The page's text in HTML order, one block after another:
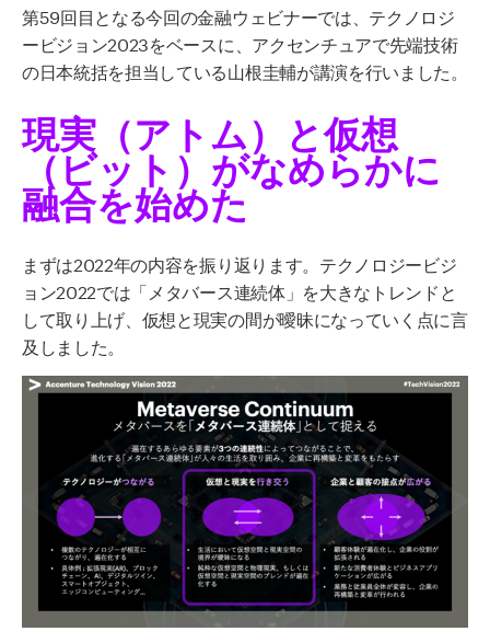
第59回目となる今回の金融ウェビナーでは、テクノロジ
ービジョン2023をベースに、アクセンチュアで先端技術
の日本統括を担当している山根圭輔が講演を行いました。
現実（アトム）と仮想
（ビット）がなめらかに
融合を始めた
まずは2022年の内容を振り返ります。テクノロジービジ
ョン2022では「メタバース連続体」を大きなトレンドと
して取り上げ、仮想と現実の間が曖昧になっていく点に言
及しました。